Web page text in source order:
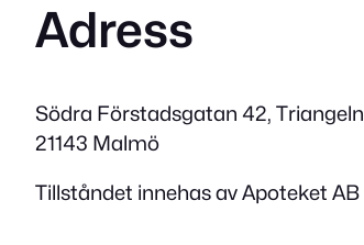
Adress
Södra Förstadsgatan 42, Triangeln
21143 Malmö
Tillståndet innehas av Apoteket AB